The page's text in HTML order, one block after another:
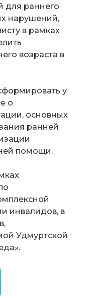
для раннего
нарушений,
в рамках
возраста в
у
о
основных
ранней
помощи.
инвалидов, в
Удмуртской